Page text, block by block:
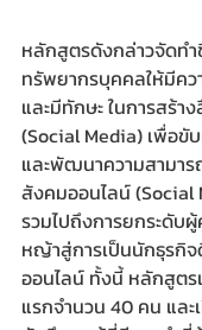
หลักสูตรดังกล่าวจัดท
ทรัพยากรบุคคลให้มีคว
และมีทักษะ ในการสร้า
(Social Media) เพื่อขั
และพัฒนาความสามาร
สังคมออนไลน์
รวมไปถึงการยกระดับผู้
หญ้าสู่การเป็นนักธุรกิ
ออนไลน์ ทั้งนี้ หลักสูตร
แรกจำนวน 40 คน และ